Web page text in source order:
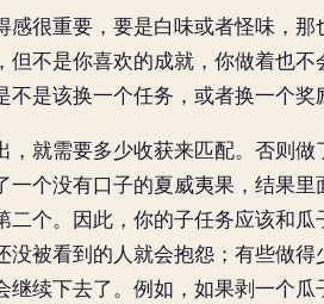
很重要，要是白味或者怪味，那
不是你喜欢的成就，你做着也
是该换一个任务，或者换一个奖
就需要多少收获来匹配。否则做
个没有口子的夏威夷果，结果
二个。因此，你的子任务应该和
没被看到的人就会抱怨；有些做
续下去了。例如，如果剥一个瓜